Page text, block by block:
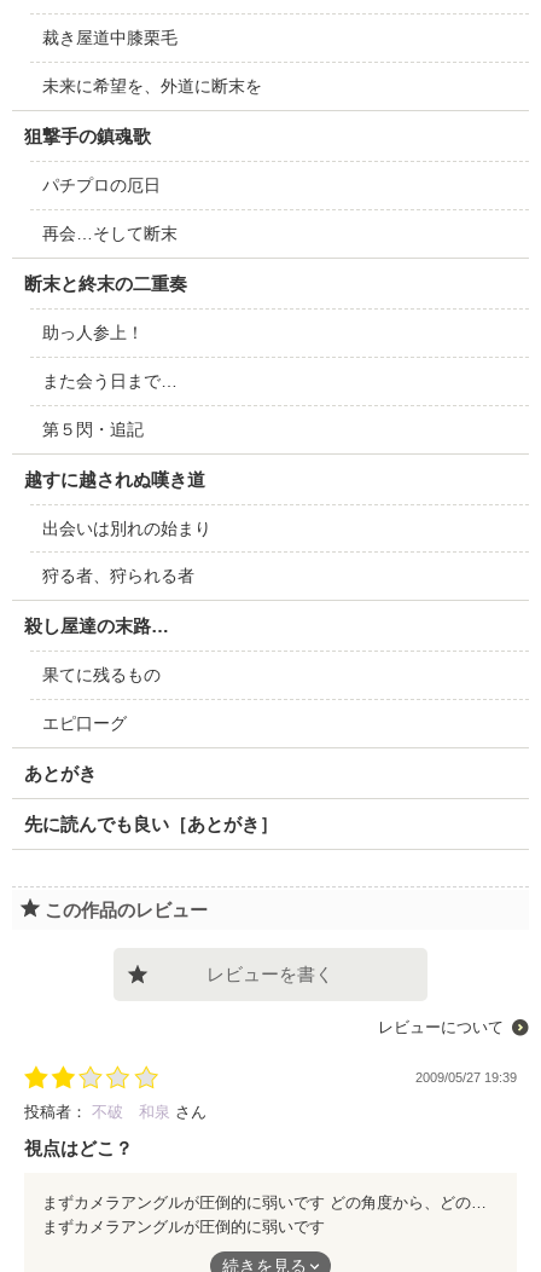
裁き屋道中膝栗毛
未来に希望を、外道に断末を
狙撃手の鎮魂歌
パチプロの厄日
再会…そして断末
断末と終末の二重奏
助っ人参上！
また会う日まで…
第５閃・追記
越すに越されぬ嘆き道
出会いは別れの始まり
狩る者、狩られる者
殺し屋達の末路…
果てに残るもの
エピ口ーグ
あとがき
先に読んでも良い［あとがき］
この作品のレビュー
レビューを書く
レビューについて
2009/05/27 19:39
投稿者： 不破 和泉 さん
視点はどこ？
まずカメラアングルが圧倒的に弱いです どの角度から、どのように光が当たり、どう動いているのかが全く分かりません だから読んでいて映像が浮かばない、浮かばないから感情移入も出来ないし、文字の羅列しか頭に入りません 三人称に行く前に、一人称の書き方をもっと勉強した方がいいかもしれません 内容はよくある設定の焼き直し 手段に少し工夫は見られますが、キャラの書き分けが出来ていない為に、誰が誰だか分かりません 読みやすさ……と言う点では、かなりライトな仕上がりなので○ ジャンルが少数派というだけで典型的なケータイ小説に感じました 文章にする前に、まずは映像をイメージし、もっと脳内変換に磨きをかけた方がいいと思います そう簡単にアクションシーンなんかは書けないですから
まずカメラアングルが圧倒的に弱いです
続きを見る